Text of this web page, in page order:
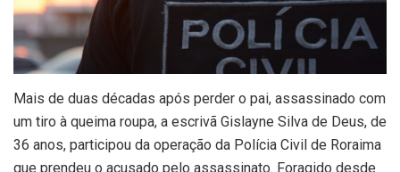
Mais de duas décadas após perder o pai, assassinado com
um tiro à queima roupa, a escrivã Gislayne Silva de Deus, de
36 anos, participou da operação da Polícia Civil de Roraima
que prendeu o acusado pelo assassinato. Foragido desde